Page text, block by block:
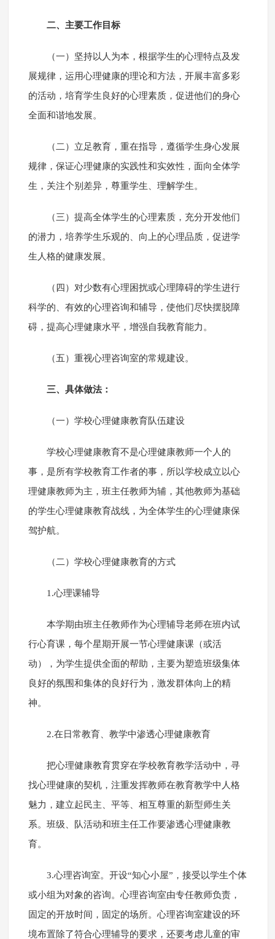
二、主要工作目标
（一）坚持以人为本，根据学生的心理特点及发
展规律，运用心理健康的理论和方法，开展丰富多彩
的活动，培育学生良好的心理素质，促进他们的身心
全面和谐地发展。
（二）立足教育，重在指导，遵循学生身心发展
规律，保证心理健康的实践性和实效性，面向全体学
生，关注个别差异，尊重学生、理解学生。
（三）提高全体学生的心理素质，充分开发他们
的潜力，培养学生乐观的、向上的心理品质，促进学
生人格的健康发展。
（四）对少数有心理困扰或心理障碍的学生进行
科学的、有效的心理咨询和辅导，使他们尽快摆脱障
碍，提高心理健康水平，增强自我教育能力。
（五）重视心理咨询室的常规建设。
三、具体做法：
（一）学校心理健康教育队伍建设
学校心理健康教育不是心理健康教师一个人的
事，是所有学校教育工作者的事，所以学校成立以心
理健康教师为主，班主任教师为辅，其他教师为基础
的学生心理健康教育战线，为全体学生的心理健康保
驾护航。
（二）学校心理健康教育的方式
1.心理课辅导
本学期由班主任教师作为心理辅导老师在班内试
行心育课，每个星期开展一节心理健康课（或活
动），为学生提供全面的帮助，主要为塑造班级集体
良好的氛围和集体的良好行为，激发群体向上的精
神。
2.在日常教育、教学中渗透心理健康教育
把心理健康教育贯穿在学校教育教学活动中，寻
找心理健康的契机，注重发挥教师在教育教学中人格
魅力，建立起民主、平等、相互尊重的新型师生关
系。班级、队活动和班主任工作要渗透心理健康教
育。
3.心理咨询室。开设“知心小屋”，接受以学生个体
或小组为对象的咨询。心理咨询室由专任教师负责，
固定的开放时间，固定的场所。心理咨询室建设的环
境布置除了符合心理辅导的要求，还要考虑儿童的审